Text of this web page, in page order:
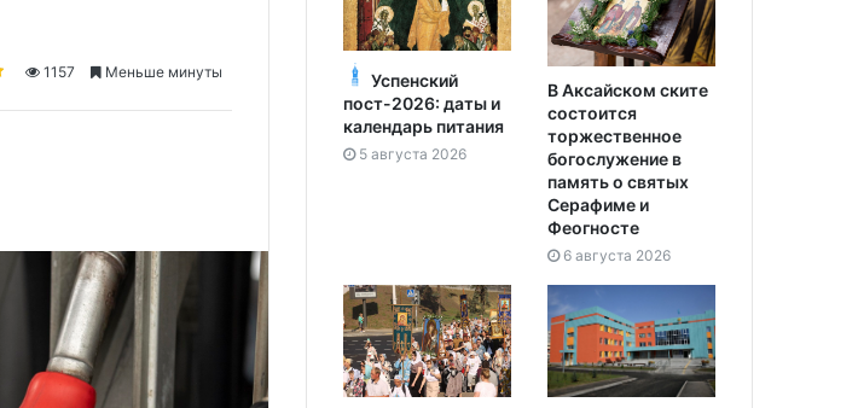
1157 Меньше минуты
Успенский
пост-2026: даты и
календарь питания
5 августа 2026
В Аксайском ските
состоится
торжественное
богослужение в
память о святых
Серафиме и
Феогносте
6 августа 2026